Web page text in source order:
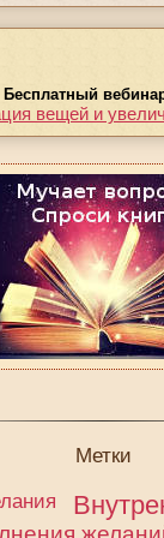
Бесплатный
вещей и
Метки